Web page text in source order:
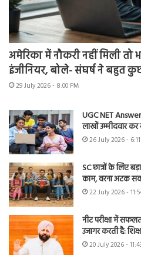
अमेरिका में नौकरी नहीं मिली तो
इंजीनियर, बोले- संघर्ष ने बहुत
29 July 2026 - 8:00 PM
UGC NET
लाखों उम्मीदवार कर
26 July 2026 -
SC छात्रों के लिए
काम, वरना अटक
22 July 2026 -
नीट परीक्षा में
उजागर करती है:
20 July 2026 -